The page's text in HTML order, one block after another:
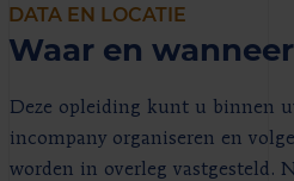
DATA EN LOCATIE
Waar en
Deze opleiding kunt u binnen
incompany organiseren en
worden in overleg vastgesteld.